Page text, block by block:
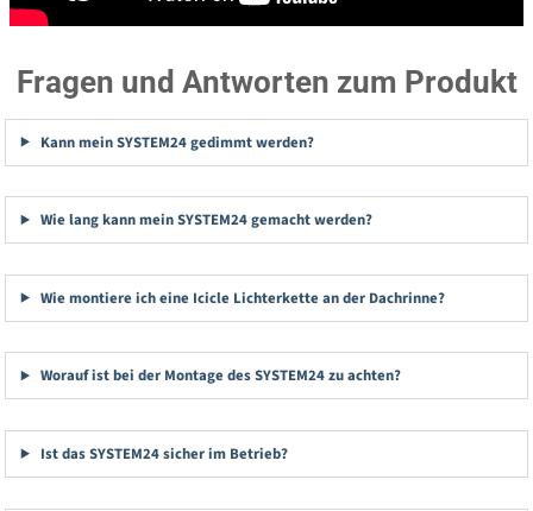
Fragen und Antworten zum Produkt
Kann mein SYSTEM24 gedimmt werden?
Wie lang kann mein SYSTEM24 gemacht werden?
Wie montiere ich eine Icicle Lichterkette an der Dachrinne?
Worauf ist bei der Montage des SYSTEM24 zu achten?
Ist das SYSTEM24 sicher im Betrieb?